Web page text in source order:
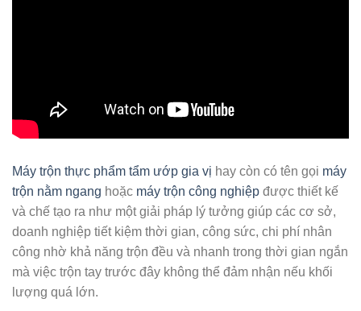
Máy trộn thực phẩm tẩm ướp gia vị hay còn có tên gọi máy
trộn nằm ngang hoặc máy trộn công nghiệp được thiết kế
và chế tạo ra như một giải pháp lý tưởng giúp các cơ sở,
doanh nghiệp tiết kiệm thời gian, công sức, chi phí nhân
công nhờ khả năng trộn đều và nhanh trong thời gian ngắn
mà việc trộn tay trước đây không thể đảm nhận nếu khối
lượng quá lớn.